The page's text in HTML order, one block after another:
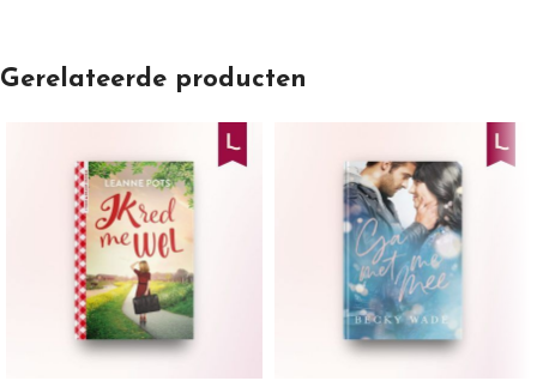
Gerelateerde producten